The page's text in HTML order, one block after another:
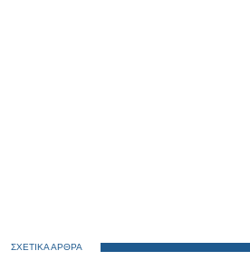
ΣΧΕΤΙΚΑ ΑΡΘΡΑ